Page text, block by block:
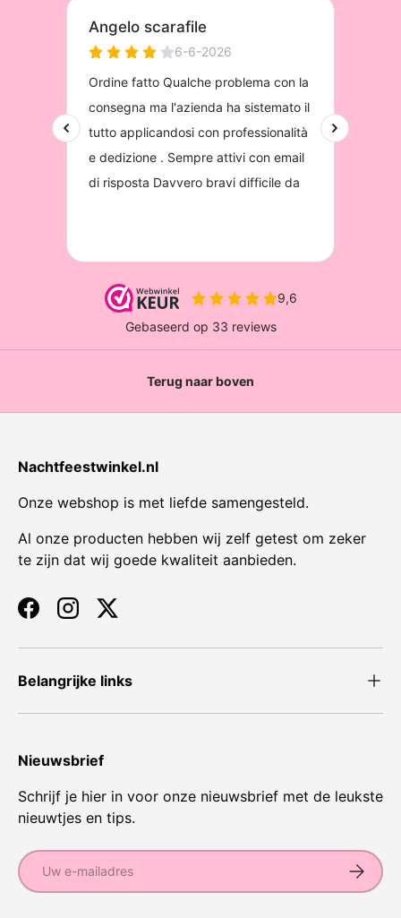
Terug naar boven
Nachtfeestwinkel.nl
Onze webshop is met liefde samengesteld.
Al onze producten hebben wij zelf getest om zeker
te zijn dat wij goede kwaliteit aanbieden.
FacebookInstagramTwitter
Belangrijke links
Nieuwsbrief
Schrijf je hier in voor onze nieuwsbrief met de leukste
nieuwtjes en tips.
E-mailadres